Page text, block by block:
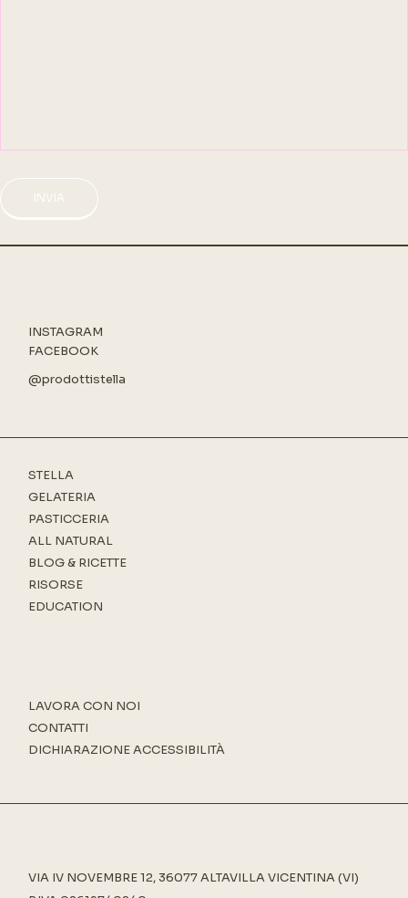
INVIA
INSTAGRAM
FACEBOOK
@prodottistella
STELLA
GELATERIA
PASTICCERIA
ALL NATURAL
BLOG & RICETTE
RISORSE
EDUCATION
LAVORA CON NOI
CONTATTI
DICHIARAZIONE ACCESSIBILITÀ
VIA IV NOVEMBRE 12, 36077 ALTAVILLA VICENTINA (VI)